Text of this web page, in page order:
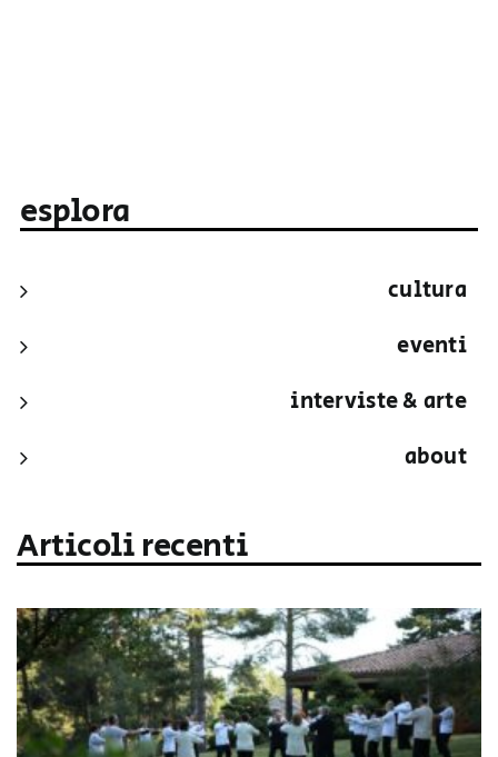
esplora
cultura
eventi
interviste & arte
about
Articoli recenti